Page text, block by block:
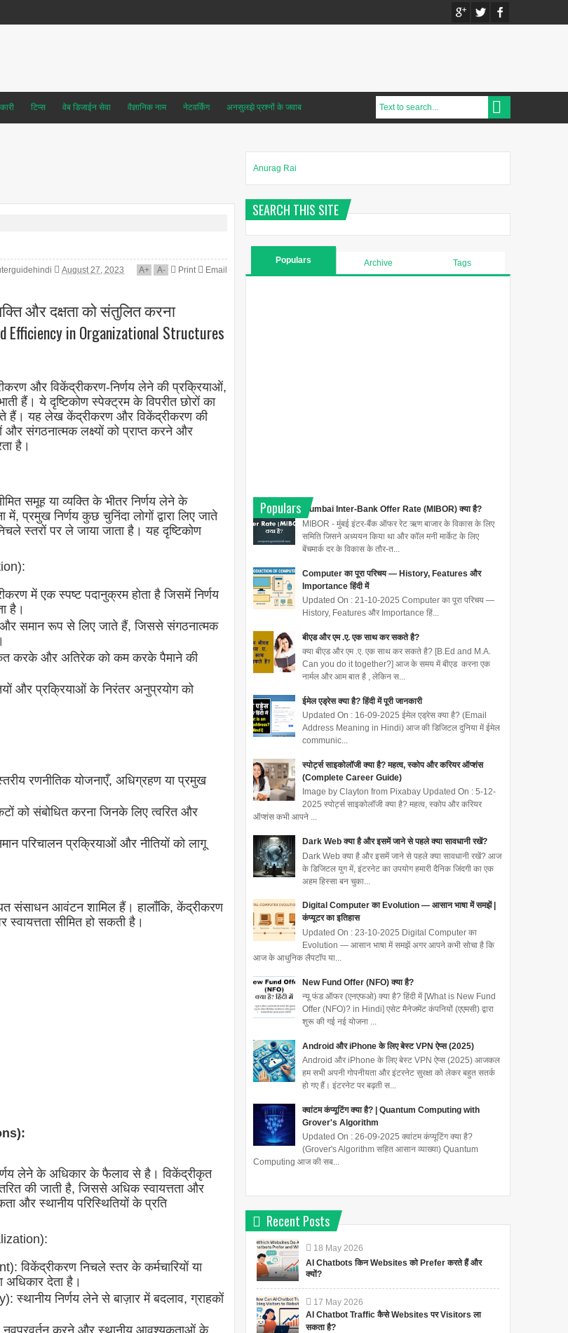
टिप्स वेब डिजाईन सेवा वैज्ञानिक नाम नेटवर्किंग अनसुलझे प्रश्नों के जवाब
August 27, 2023 A+ A- Print Email
और दक्षता को संतुलित करना
Efficiency in Organizational Structures
और विकेंद्रीकरण-निर्णय लेने की प्रक्रियाओं,
हैं। ये दृष्टिकोण स्पेक्ट्रम के विपरीत छोरों का
हैं। यह लेख केंद्रीकरण और विकेंद्रीकरण की
और संगठनात्मक लक्ष्यों को प्राप्त करने और
है।
समूह या व्यक्ति के भीतर निर्णय लेने के
निर्णय कुछ चुनिंदा लोगों द्वारा लिए जाते
स्तरों पर ले जाया जाता है। यह दृष्टिकोण
में एक स्पष्ट पदानुक्रम होता है जिसमें निर्णय
है।
समान रूप से लिए जाते हैं, जिससे संगठनात्मक
करके और अतिरेक को कम करके पैमाने की
और प्रक्रियाओं के निरंतर अनुप्रयोग को
रणनीतिक योजनाएँ, अधिग्रहण या प्रमुख
को संबोधित करना जिनके लिए त्वरित और
परिचालन प्रक्रियाओं और नीतियों को लागू
संसाधन आवंटन शामिल हैं। हालाँकि, केंद्रीकरण
सीमित हो सकती है।
लेने के अधिकार के फैलाव से है। विकेंद्रीकृत
की जाती है, जिससे अधिक स्वायत्तता और
और स्थानीय परिस्थितियों के प्रति
निचले स्तर के कर्मचारियों या
अधिकार देता है।
निर्णय लेने से बाज़ार में बदलाव, ग्राहकों
Anurag Rai
SEARCH THIS SITE
Populars Archive Tags
Populars
Mumbai Inter-Bank Offer Rate (MIBOR) क्या है?
MIBOR - मुंबई इंटर-बैंक ऑफर रेट ऋण बाजार के विकास के लिए
समिति जिसने अध्ययन किया था और कॉल मनी मार्केट के लिए
बेंचमार्क दर के विकास के तौर-त...
Computer का पूरा परिचय — History, Features और
Importance हिंदी में
Updated On : 21-10-2025 Computer का पूरा परिचय —
History, Features और Importance हिं...
बीएड और एम .ए. एक साथ कर सकते है?
क्या बीएड और एम .ए. एक साथ कर सकते है? [B.Ed and M.A.
Can you do it together?] आज के समय में बीएड करना एक
नार्मल और आम बात है , लेकिन स...
ईमेल एड्रेस क्या है? हिंदी में पूरी जानकारी
Updated On : 16-09-2025 ईमेल एड्रेस क्या है? (Email
Address Meaning in Hindi) आज की डिजिटल दुनिया में ईमेल
communic...
स्पोर्ट्स साइकोलॉजी क्या है? महत्व, स्कोप और करियर ऑप्शंस
(Complete Career Guide)
Image by Clayton from Pixabay Updated On : 5-12-
2025 स्पोर्ट्स साइकोलॉजी क्या है? महत्व, स्कोप और करियर
ऑप्शंस कभी आपने ...
Dark Web क्या है और इसमें जाने से पहले क्या सावधानी रखें?
Dark Web क्या है और इसमें जाने से पहले क्या सावधानी रखें? आज
के डिजिटल युग में, इंटरनेट का उपयोग हमारी दैनिक जिंदगी का एक
अहम हिस्सा बन चुका...
Digital Computer का Evolution — आसान भाषा में समझें |
कंप्यूटर का इतिहास
Updated On : 23-10-2025 Digital Computer का
Evolution — आसान भाषा में समझें अगर आपने कभी सोचा है कि
आज के आधुनिक लैपटॉप या...
New Fund Offer (NFO) क्या है?
न्यू फंड ऑफर (एनएफओ) क्या है? हिंदी में [What is New Fund
Offer (NFO)? in Hindi] एसेट मैनेजमेंट कंपनियों (एएमसी) द्वारा
शुरू की गई नई योजना ...
Android और iPhone के लिए बेस्ट VPN ऐप्स (2025)
Android और iPhone के लिए बेस्ट VPN ऐप्स (2025) आजकल
हम सभी अपनी गोपनीयता और इंटरनेट सुरक्षा को लेकर बहुत सतर्क
हो गए हैं। इंटरनेट पर बढ़ती स...
क्वांटम कंप्यूटिंग क्या है? | Quantum Computing with
Grover's Algorithm
Updated On : 26-09-2025 क्वांटम कंप्यूटिंग क्या है?
(Grover's Algorithm सहित आसान व्याख्या) Quantum
Computing आज की सब...
Recent Posts
18 May 2026
AI Chatbots किन Websites को Prefer करते हैं और
क्यों?
17 May 2026
AI Chatbot Traffic कैसे Websites पर Visitors ला
सकता है?